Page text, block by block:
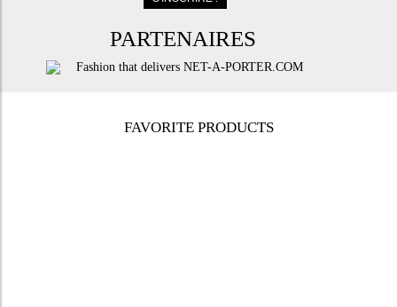
PARTENAIRES
FAVORITE PRODUCTS